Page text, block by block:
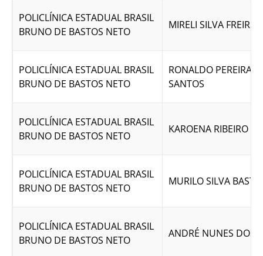
POLICLÍNICA ESTADUAL BRASIL
BRUNO DE BASTOS NETO
MIRELI SILVA FREIRES
POLICLÍNICA ESTADUAL BRASIL
BRUNO DE BASTOS NETO
RONALDO PEREIRA
SANTOS
POLICLÍNICA ESTADUAL BRASIL
BRUNO DE BASTOS NETO
KAROENA RIBEIRO
POLICLÍNICA ESTADUAL BRASIL
BRUNO DE BASTOS NETO
MURILO SILVA
POLICLÍNICA ESTADUAL BRASIL
BRUNO DE BASTOS NETO
ANDRÉ NUNES DOS